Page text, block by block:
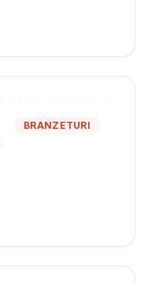
BRANZETURI